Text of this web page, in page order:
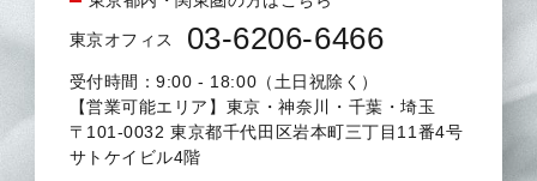
東京オフィス 03-6206-6466
受付時間：9:00 - 18:00（土日祝除く）
【営業可能エリア】東京・神奈川・千葉・埼玉
〒101-0032 東京都千代田区岩本町三丁目11番4号
サトケイビル4階